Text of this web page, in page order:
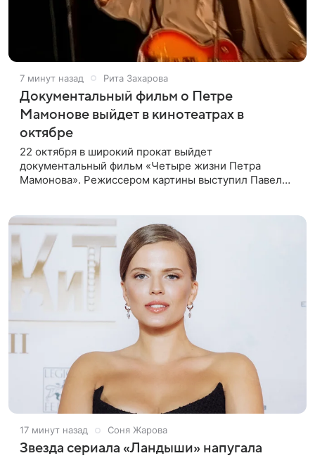
7 минут назад Рита Захарова
Документальный фильм о Петре
Мамонове выйдет в кинотеатрах в
октябре
22 октября в широкий прокат выйдет
документальный фильм «Четыре жизни Петра
Мамонова». Режиссером картины выступил Павел
17 минут назад Соня Жарова
Звезда сериала «Ландыши» напугала